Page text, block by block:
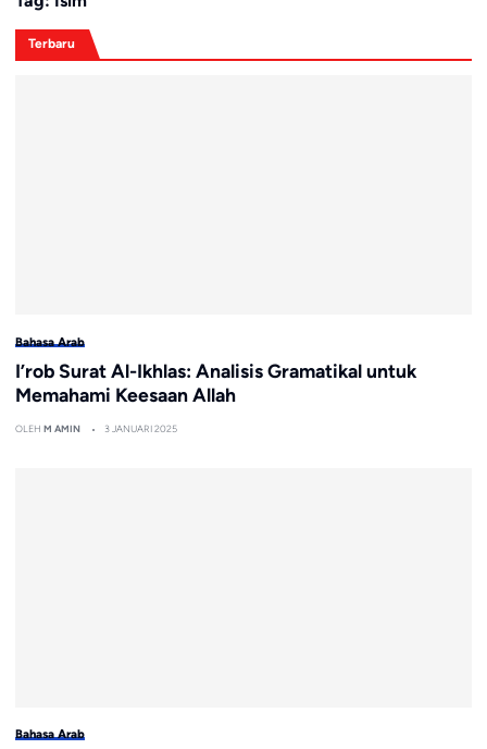
Terbaru
Bahasa Arab
I’rob Surat Al-Ikhlas: Analisis Gramatikal untuk
Memahami Keesaan Allah
OLEH M AMIN 3 JANUARI 2025
Bahasa Arab